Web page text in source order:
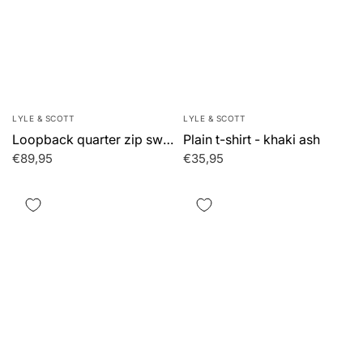
LYLE & SCOTT
Loopback quarter zip sweat - khaki ash
€89,95
LYLE & SCOTT
Plain t-shirt - khaki ash
€35,95